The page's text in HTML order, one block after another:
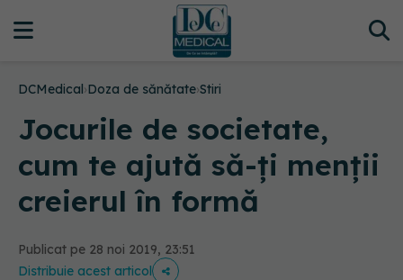
DCMedical›Doza de sănătate›Stiri
Jocurile de societate,
cum te ajută să-ți menții
creierul în formă
Publicat pe 28 noi 2019, 23:51
Distribuie acest articol